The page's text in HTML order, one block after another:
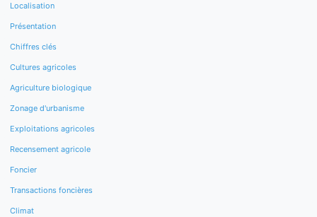
Localisation
Présentation
Chiffres clés
Cultures agricoles
Agriculture biologique
Zonage d'urbanisme
Exploitations agricoles
Recensement agricole
Foncier
Transactions foncières
Climat